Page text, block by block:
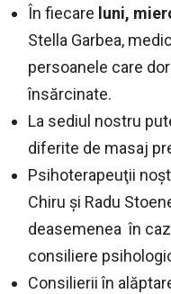
În fiecare luni,
Stella Garbea,
persoanele care
însărcinate.
La sediul nostru
diferite de masaj
Psihoterapeuţii
Chiru şi Radu
deasemenea în
consiliere
Consilierii în